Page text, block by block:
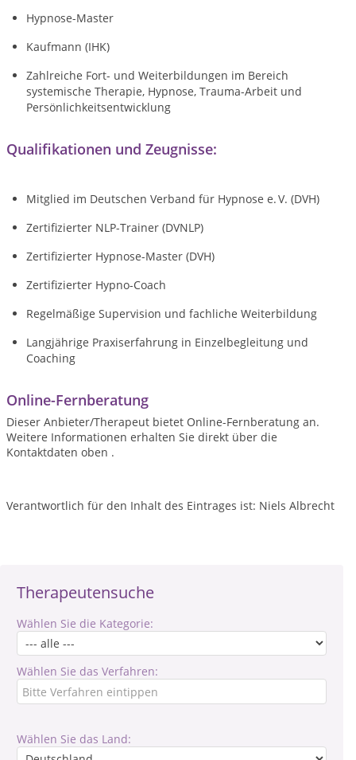
Therapeutensuche
Wählen Sie die Kategorie:
Wählen Sie das Verfahren:
Wählen Sie das Land:
Hypnose-Master
Kaufmann (IHK)
Zahlreiche Fort- und Weiterbildungen im Bereich
systemische Therapie, Hypnose, Trauma-Arbeit und
Persönlichkeitsentwicklung
Qualifikationen und Zeugnisse:
Mitglied im Deutschen Verband für Hypnose e. V. (DVH)
Zertifizierter NLP-Trainer (DVNLP)
Zertifizierter Hypnose-Master (DVH)
Zertifizierter Hypno-Coach
Regelmäßige Supervision und fachliche Weiterbildung
Langjährige Praxiserfahrung in Einzelbegleitung und
Coaching
Online-Fernberatung
Dieser Anbieter/Therapeut bietet Online-Fernberatung an.
Weitere Informationen erhalten Sie direkt über die
Kontaktdaten oben .
Verantwortlich für den Inhalt des Eintrages ist: Niels Albrecht